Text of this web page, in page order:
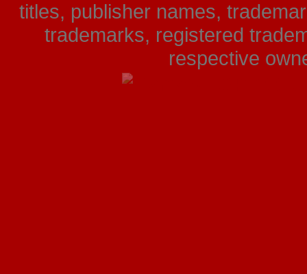
titles, publisher names,
trademarks, registered
respective